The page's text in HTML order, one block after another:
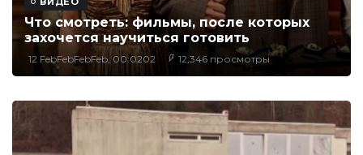
Что смотреть: фильмы, после которых
захочется научиться готовить
12 FebFebFebFeb, 00:0202 12,346 просмотры